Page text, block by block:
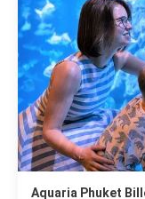
Aquaria Phuket